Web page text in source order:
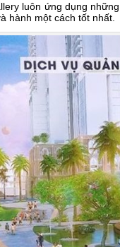
luôn ứng dụng
hành một cách tốt nhất.